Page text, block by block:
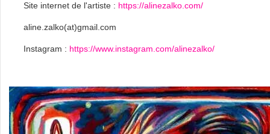
Site internet de l'artiste : https://alinezalko.com/
aline.zalko(at)gmail.com
Instagram : https://www.instagram.com/alinezalko/